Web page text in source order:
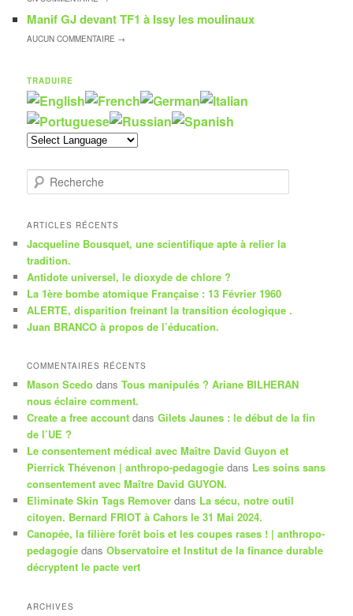
Manif GJ devant TF1 à Issy les moulinaux
AUCUNCOMMENTAIRE →
TRADUIRE
e
h
r
c
h
e
ARTICLES RÉCENTS
Jacqueline Bousquet, une scientifique apte à relier la
tradition.
Antidote universel, le dioxyde de chlore ?
La 1ère bombe atomique Française : 13 Février 1960
ALERTE, disparition freinant la transition écologique .
Juan BRANCO à propos de l’éducation.
COMMENTAIRES RÉCENTS
Mason Scedo dansTous manipulés ? Ariane BILHERAN
nous éclaire comment.
Create a free account dansGilets Jaunes : le début de la fin
de l’UE ?
Le consentement médical avec Maître David Guyon et
Pierrick Thévenon | anthropo-pedagogie dans Les soins sans
consentement avec Maître David GUYON.
Eliminate Skin Tags Remover dans La sécu, notre outil
citoyen. Bernard FRIOT à Cahors le 31 Mai 2024.
Canopée, la filière forêt bois et les coupes rases ! | anthropo-
pedagogie dansObservatoire et Institut de la finance durable
décryptent le pacte vert
ARCHIVES